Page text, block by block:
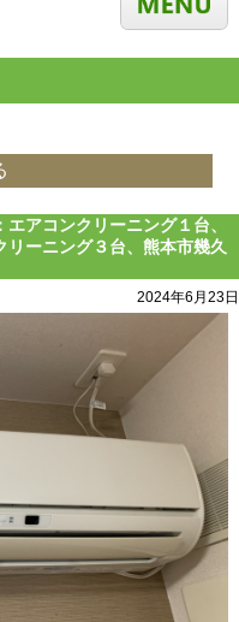
アコンクリーニング１台、
ーニング３台、熊本市幾久
2024年6月23日